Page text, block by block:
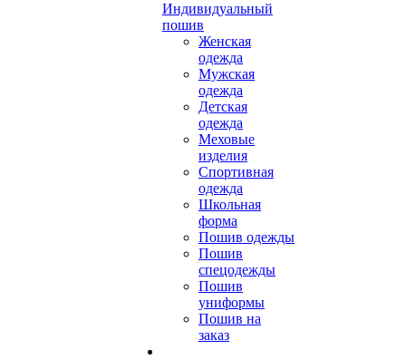
Индивидуальный
пошив
Женская
одежда
Мужская
одежда
Детская
одежда
Меховые
изделия
Спортивная
одежда
Школьная
форма
Пошив одежды
Пошив
спецодежды
Пошив
униформы
Пошив на
заказ